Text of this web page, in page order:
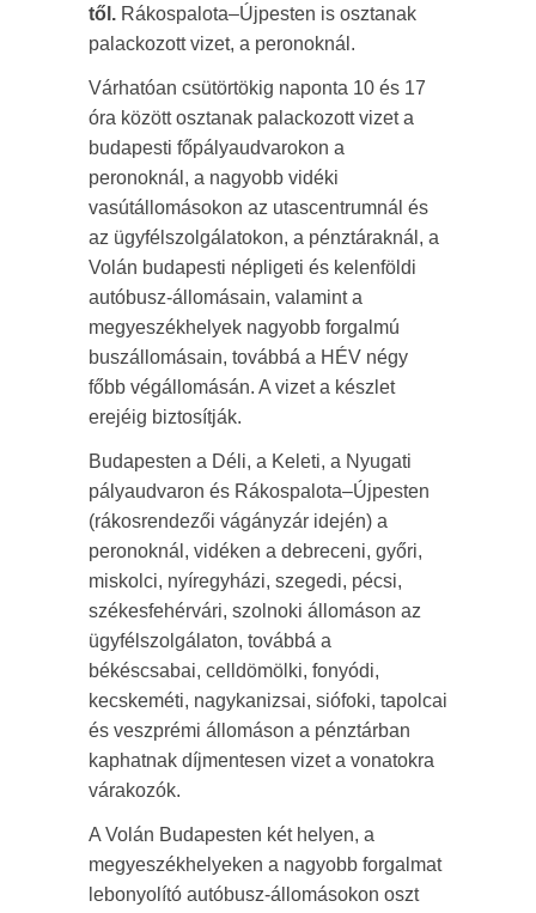
től. Rákospalota–Újpesten is osztanak
palackozott vizet, a peronoknál.
Várhatóan csütörtökig naponta 10 és 17
óra között osztanak palackozott vizet a
budapesti főpályaudvarokon a
peronoknál, a nagyobb vidéki
vasútállomásokon az utascentrumnál és
az ügyfélszolgálatokon, a pénztáraknál, a
Volán budapesti népligeti és kelenföldi
autóbusz-állomásain, valamint a
megyeszékhelyek nagyobb forgalmú
buszállomásain, továbbá a HÉV négy
főbb végállomásán. A vizet a készlet
erejéig biztosítják.
Budapesten a Déli, a Keleti, a Nyugati
pályaudvaron és Rákospalota–Újpesten
(rákosrendezői vágányzár idején) a
peronoknál, vidéken a debreceni, győri,
miskolci, nyíregyházi, szegedi, pécsi,
székesfehérvári, szolnoki állomáson az
ügyfélszolgálaton, továbbá a
békéscsabai, celldömölki, fonyódi,
kecskeméti, nagykanizsai, siófoki, tapolcai
és veszprémi állomáson a pénztárban
kaphatnak díjmentesen vizet a vonatokra
várakozók.
A Volán Budapesten két helyen, a
megyeszékhelyeken a nagyobb forgalmat
lebonyolító autóbusz-állomásokon oszt